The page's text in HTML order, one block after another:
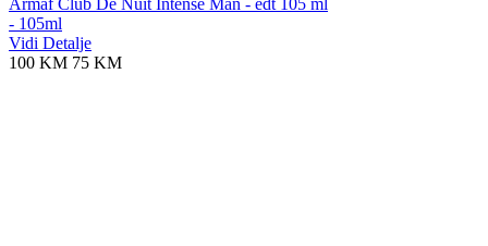
Armaf Club De Nuit Intense Man - edt 105 ml
- 105ml
Vidi Detalje
100 KM 75 KM